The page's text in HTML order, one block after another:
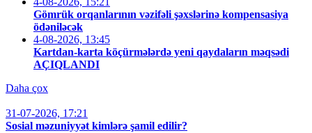
Gömrük orqanlarının vəzifəli şəxslərinə kompensasiya
ödəniləcək
4-08-2026, 13:45
Kartdan-karta köçürmələrdə yeni qaydaların məqsədi
AÇIQLANDI
Daha çox
31-07-2026, 17:21
Sosial məzuniyyət kimlərə şamil edilir?